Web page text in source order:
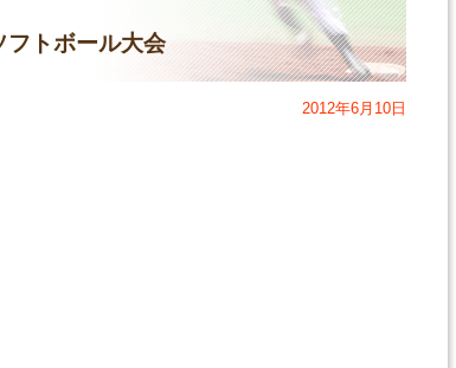
トボール大会
2012年6月10日